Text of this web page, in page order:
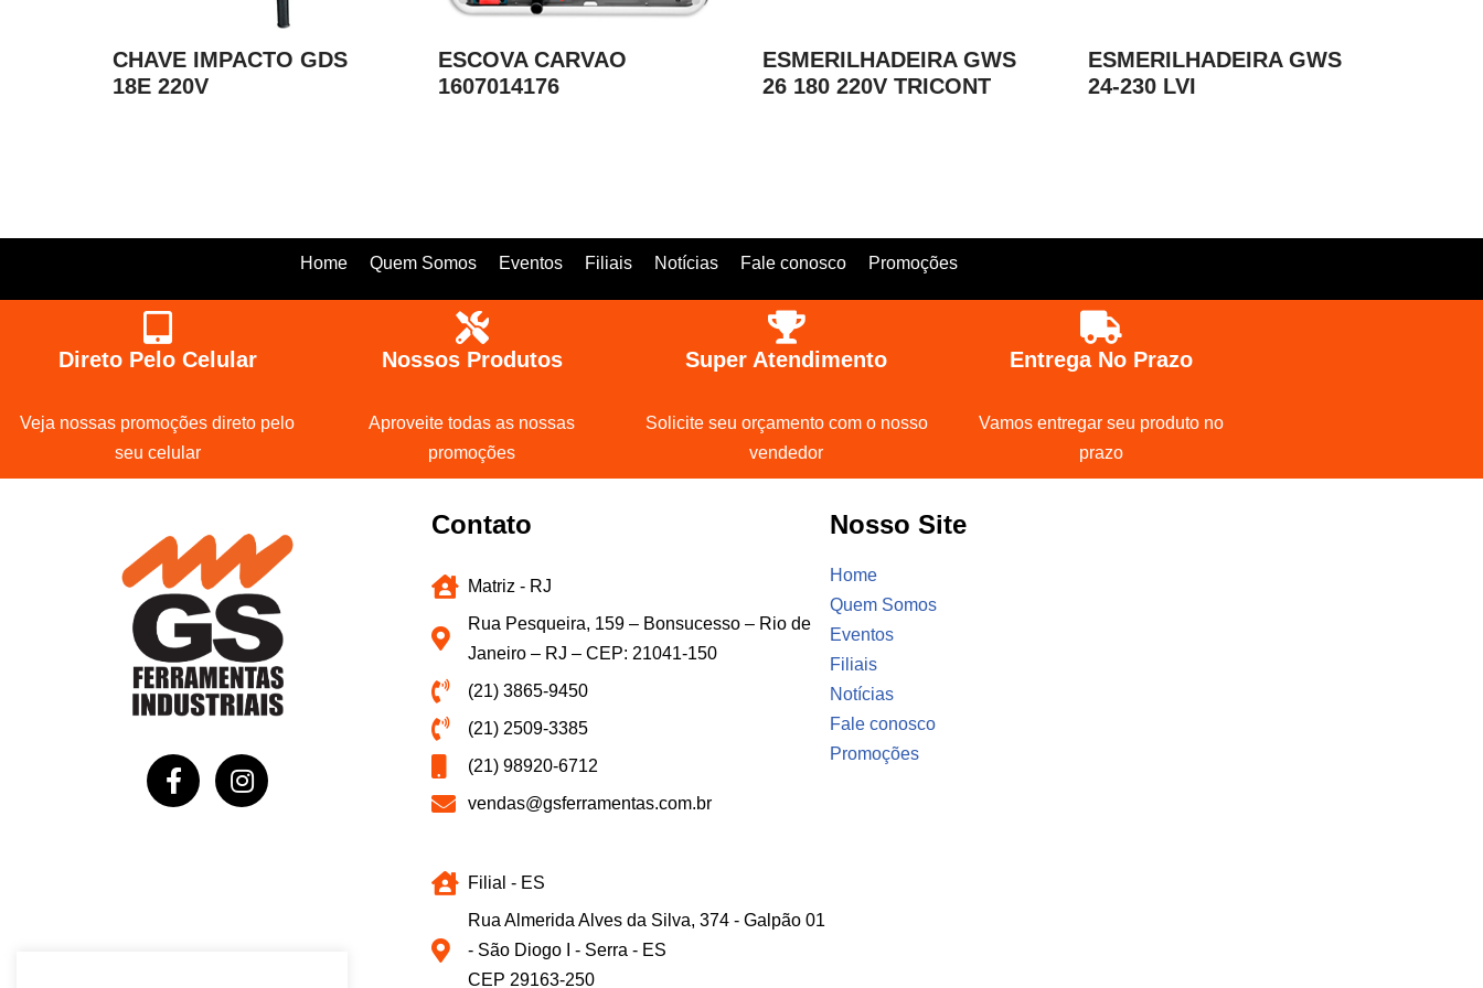
CHAVE IMPACTO GDS
18E 220V
ESCOVA CARVAO
1607014176
ESMERILHADEIRA GWS
26 180 220V TRICONT
ESMERILHADEIRA GWS
24-230 LVI
Home Quem Somos Eventos Filiais Notícias Fale conosco Promoções
Direto Pelo Celular
Veja nossas promoções direto pelo
seu celular
Nossos Produtos
Aproveite todas as nossas
promoções
Super Atendimento
Solicite seu orçamento com o nosso
vendedor
Entrega No Prazo
Vamos entregar seu produto no
prazo
Contato
Matriz - RJ
Rua Pesqueira, 159 – Bonsucesso – Rio de
Janeiro – RJ – CEP: 21041-150
(21) 3865-9450
(21) 2509-3385
(21) 98920-6712
vendas@gsferramentas.com.br
Filial - ES
Rua Almerida Alves da Silva, 374 - Galpão 01
- São Diogo I - Serra - ES
CEP 29163-250
Nosso Site
Home
Quem Somos
Eventos
Filiais
Notícias
Fale conosco
Promoções